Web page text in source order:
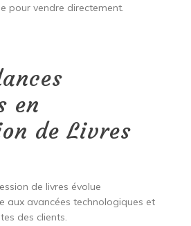
pour vendre directement.
en
de Livres
de livres évolue
aux avancées technologiques et
des clients.